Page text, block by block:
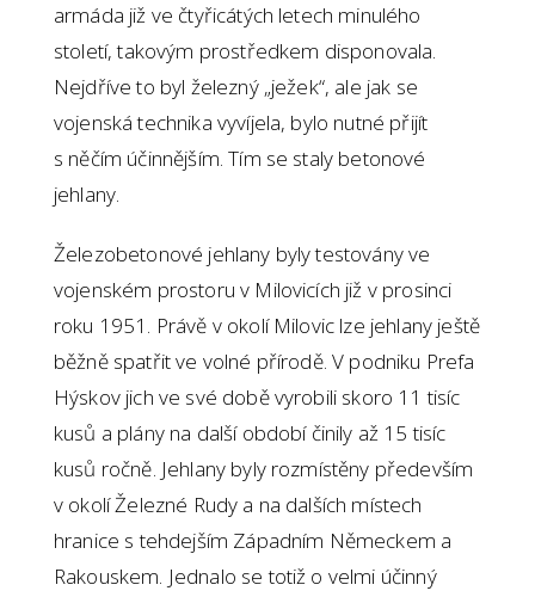
armáda již ve čtyřicátých letech minulého
století, takovým prostředkem disponovala.
Nejdříve to byl železný „ježek“, ale jak se
vojenská technika vyvíjela, bylo nutné přijít
s něčím účinnějším. Tím se staly betonové
jehlany.
Železobetonové jehlany byly testovány ve
vojenském prostoru v Milovicích již v prosinci
roku 1951. Právě v okolí Milovic lze jehlany ještě
běžně spatřit ve volné přírodě. V podniku Prefa
Hýskov jich ve své době vyrobili skoro 11 tisíc
kusů a plány na další období činily až 15 tisíc
kusů ročně. Jehlany byly rozmístěny především
v okolí Železné Rudy a na dalších místech
hranice s tehdejším Západním Německem a
Rakouskem. Jednalo se totiž o velmi účinný